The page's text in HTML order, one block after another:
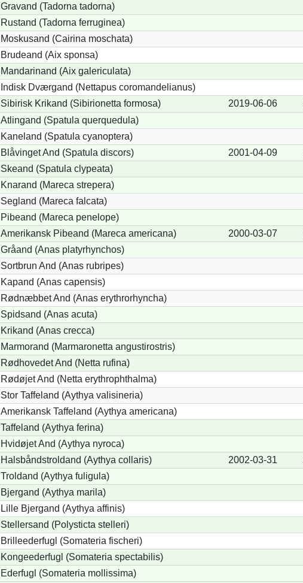
Gravand (Tadorna tadorna)
Rustand (Tadorna ferruginea)
Moskusand (Cairina moschata)
Brudeand (Aix sponsa)
Mandarinand (Aix galericulata)
Indisk Dværgand (Nettapus coromandelianus)
Sibirisk Krikand (Sibirionetta formosa) 2019-06-06
Atlingand (Spatula querquedula)
Kaneland (Spatula cyanoptera)
Blåvinget And (Spatula discors) 2001-04-09
Skeand (Spatula clypeata)
Knarand (Mareca strepera)
Segland (Mareca falcata)
Pibeand (Mareca penelope)
Amerikansk Pibeand (Mareca americana) 2000-03-07
Gråand (Anas platyrhynchos)
Sortbrun And (Anas rubripes)
Kapand (Anas capensis)
Rødnæbbet And (Anas erythrorhyncha)
Spidsand (Anas acuta)
Krikand (Anas crecca)
Marmorand (Marmaronetta angustirostris)
Rødhovedet And (Netta rufina)
Rødøjet And (Netta erythrophthalma)
Stor Taffeland (Aythya valisineria)
Amerikansk Taffeland (Aythya americana)
Taffeland (Aythya ferina)
Hvidøjet And (Aythya nyroca)
Halsbåndstroldand (Aythya collaris) 2002-03-31
Troldand (Aythya fuligula)
Bjergand (Aythya marila)
Lille Bjergand (Aythya affinis)
Stellersand (Polysticta stelleri)
Brilleederfugl (Somateria fischeri)
Kongeederfugl (Somateria spectabilis)
Ederfugl (Somateria mollissima)